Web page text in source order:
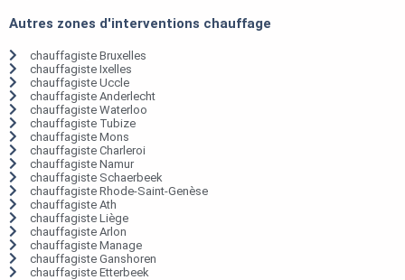
Autres zones d'interventions chauffage
chauffagiste Bruxelles
chauffagiste Ixelles
chauffagiste Uccle
chauffagiste Anderlecht
chauffagiste Waterloo
chauffagiste Tubize
chauffagiste Mons
chauffagiste Charleroi
chauffagiste Namur
chauffagiste Schaerbeek
chauffagiste Rhode-Saint-Genèse
chauffagiste Ath
chauffagiste Liège
chauffagiste Arlon
chauffagiste Manage
chauffagiste Ganshoren
chauffagiste Etterbeek